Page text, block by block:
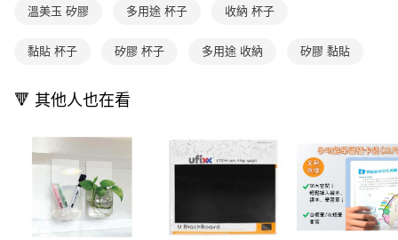
2.透過簡訊連結打開帳單後，可選擇「超商條碼／台灣大直營門市／銀行轉
用戶於交易時，得透過本服務購買商品或服務，並由商店將買賣／分期付款
資料（包含姓名、電話或地址）提供予台灣大哥大進項蒐集、處理及利用，
由本公司與您本人進行分期帳單所需資料之確認、核對及更正。
3.完整用戶服務條款，請詳閱以下連結：
https://oppay.tw/userRule
１．於結帳方式選擇「AFTEE先享後付」後，將跳轉至「AFTEE先享後付」
３．收到繳費通知簡訊後14天內，點擊此簡訊中的連結，可透過四大超商／
購買商品的店家。未經商家同意取消之訂單仍視為有效，需透過AFTEE先享
※ 交易是否成功請以「AFTEE先享後付 」之結帳頁面顯示為準，若有關於
是否繳費成功／繳費後需取消欲退款等相關疑問，請聯繫「AFTEE先享後付
客戶支援中心」
https://netprotections.freshdesk.com/support/home
【注意事項】
１．透過由恩沛科技股份有限公司提供之「AFTEE先享後付」服務完成之交
易，需依本服務之必要範圍內提供個人資料，並將交易相關給付款項請求債
每筆NT$70，滿NT$800(含以上)免運費
每筆NT$70，滿NT$800(含以上)免運費
離島宅配（澎湖、金門、馬祖、小琉球；不適用於郵局i郵箱）
每筆NT$200
海外包裹航空運送 查看運費
溫美玉 矽膠 多用途 杯子 收納 杯子
黏貼 杯子 矽膠 杯子 多用途 收納 矽膠 黏貼
🔻 其他人也在看